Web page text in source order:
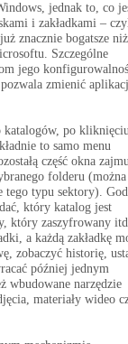
jednak to, co
i zakładkami –
znacznie bogatsze
Szczególne
jego
zmienić
katalogów, po
to samo menu
część okna
folderu (można
tego typu sektory).
który katalog jest
który zaszyfrowany
a każdą zakładkę
zobaczyć historię,
później jednym
wbudowane narzędzie
materiały wideo